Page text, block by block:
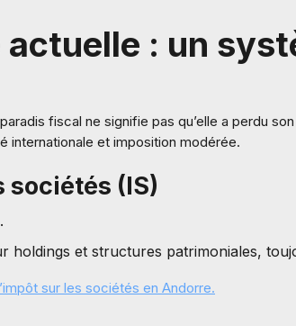
: un
fiscal ne signifie pas qu’elle a perdu
internationale et imposition modérée.
sociétés (IS)
holdings et structures patrimoniales,
sur les sociétés en Andorre.